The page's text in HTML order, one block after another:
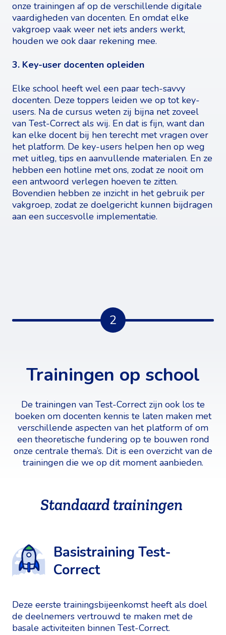
onze trainingen af op de verschillende digitale
vaardigheden van docenten. En omdat elke
vakgroep vaak weer net iets anders werkt,
houden we ook daar rekening mee.
3. Key-user docenten opleiden
Elke school heeft wel een paar tech-savvy
docenten. Deze toppers leiden we op tot key-
users. Na de cursus weten zij bijna net zoveel
van Test-Correct als wij. En dat is fijn, want dan
kan elke docent bij hen terecht met vragen over
het platform. De key-users helpen hen op weg
met uitleg, tips en aanvullende materialen. En ze
hebben een hotline met ons, zodat ze nooit om
een antwoord verlegen hoeven te zitten.
Bovendien hebben ze inzicht in het gebruik per
vakgroep, zodat ze doelgericht kunnen bijdragen
aan een succesvolle implementatie.
2
Trainingen op school
De trainingen van Test-Correct zijn ook los te
boeken om docenten kennis te laten maken met
verschillende aspecten van het platform of om
een theoretische fundering op te bouwen rond
onze centrale thema’s. Dit is een overzicht van de
trainingen die we op dit moment aanbieden.
Standaard trainingen
Basistraining Test-
Correct
Deze eerste trainingsbijeenkomst heeft als doel
de deelnemers vertrouwd te maken met de
basale activiteiten binnen Test-Correct.